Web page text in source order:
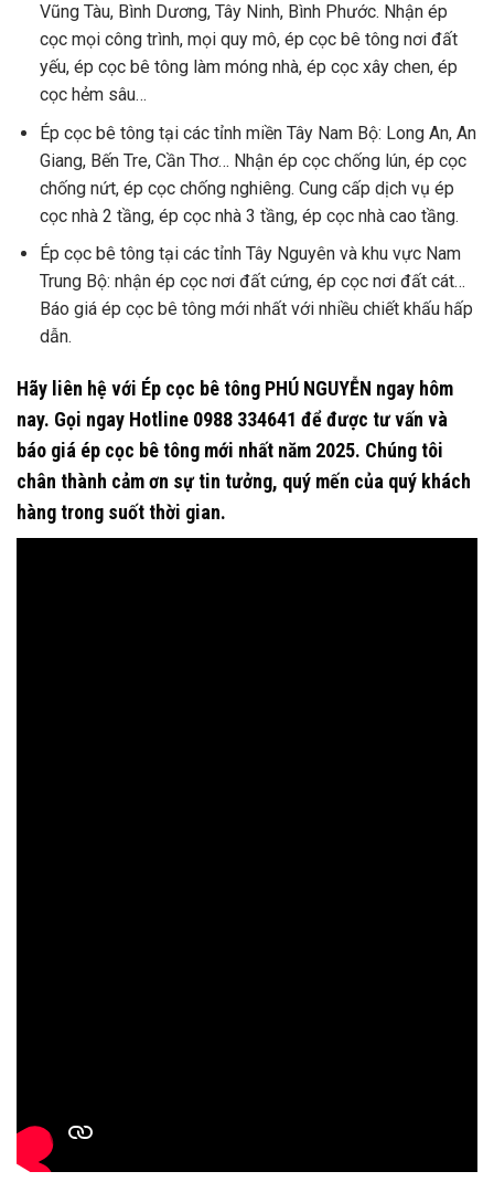
Vũng Tàu, Bình Dương, Tây Ninh, Bình Phước. Nhận ép
cọc mọi công trình, mọi quy mô, ép cọc bê tông nơi đất
yếu, ép cọc bê tông làm móng nhà, ép cọc xây chen, ép
cọc hẻm sâu…
Ép cọc bê tông tại các tỉnh miền Tây Nam Bộ: Long An, An
Giang, Bến Tre, Cần Thơ… Nhận ép cọc chống lún, ép cọc
chống nứt, ép cọc chống nghiêng. Cung cấp dịch vụ ép
cọc nhà 2 tầng, ép cọc nhà 3 tầng, ép cọc nhà cao tầng.
Ép cọc bê tông tại các tỉnh Tây Nguyên và khu vực Nam
Trung Bộ: nhận ép cọc nơi đất cứng, ép cọc nơi đất cát…
Báo giá ép cọc bê tông mới nhất với nhiều chiết khấu hấp
dẫn.
Hãy liên hệ với Ép cọc bê tông PHÚ NGUYỄN ngay hôm
nay. Gọi ngay Hotline 0988 334641 để được tư vấn và
báo giá ép cọc bê tông mới nhất năm 2025. Chúng tôi
chân thành cảm ơn sự tin tưởng, quý mến của quý khách
hàng trong suốt thời gian.